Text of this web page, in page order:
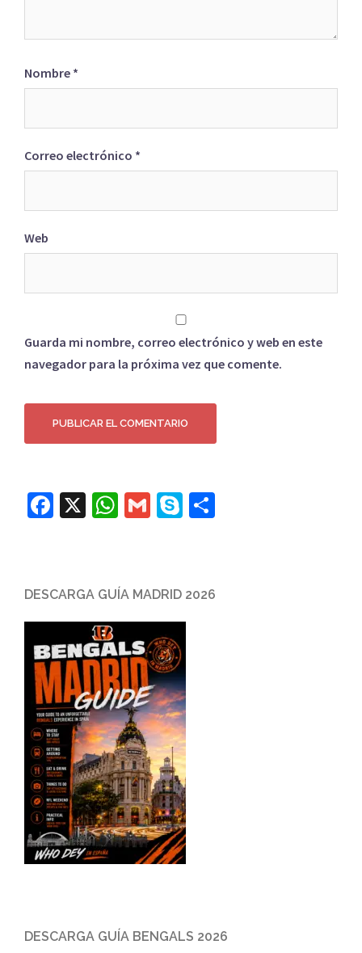
Nombre *
Correo electrónico *
Web
Guarda mi nombre, correo electrónico y web en este
navegador para la próxima vez que comente.
Facebook
X WhatsApp
Gmail
Skype
DESCARGA GUÍA MADRID 2026
DESCARGA GUÍA BENGALS 2026